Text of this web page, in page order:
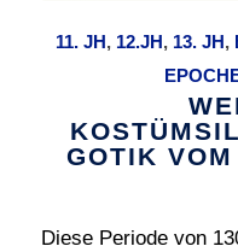
11. JH, 12.JH, 13. JH,
GOTIK
Diese Periode von